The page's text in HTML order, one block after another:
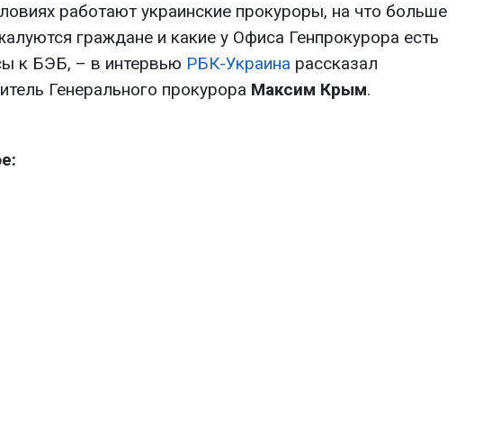
работают украинские прокуроры, на что больше
граждане и какие у Офиса Генпрокурора есть
к БЭБ, – в интервью РБК-Украина рассказал
Генерального прокурора Максим Крым.